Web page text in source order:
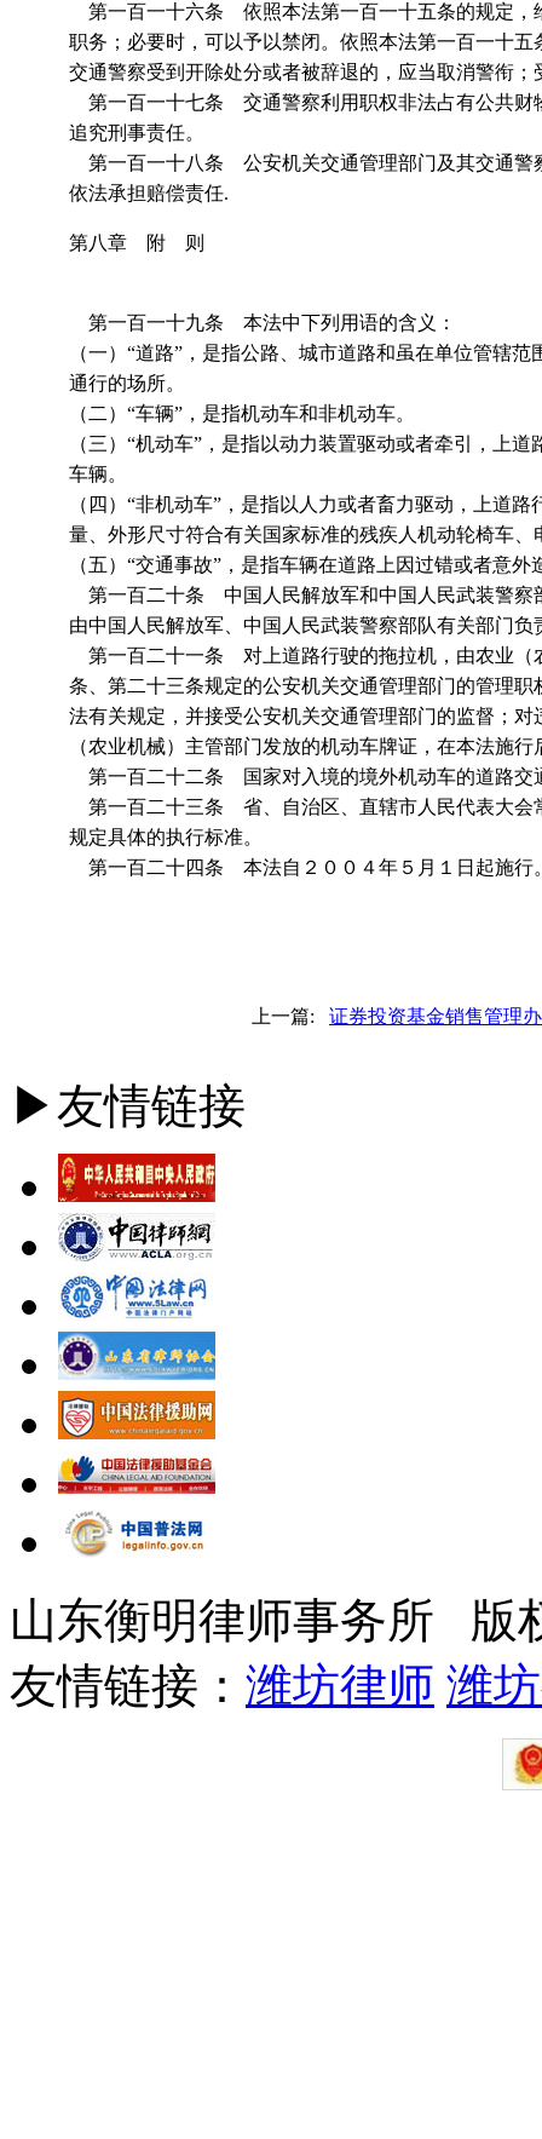
第一百一十六条 依照本法第一百一十五条的规定，
职务；必要时，可以予以禁闭。依照本法第一百一十
交通警察受到开除处分或者被辞退的，应当取消警衔
第一百一十七条 交通警察利用职权非法占有公共财
追究刑事责任。
第一百一十八条 公安机关交通管理部门及其交通警
依法承担赔偿责任.
第八章 附 则
第一百一十九条 本法中下列用语的含义：
（一）“道路”，是指公路、城市道路和虽在单位管辖
通行的场所。
（二）“车辆”，是指机动车和非机动车。
（三）“机动车”，是指以动力装置驱动或者牵引，上
车辆。
（四）“非机动车”，是指以人力或者畜力驱动，上道
量、外形尺寸符合有关国家标准的残疾人机动轮椅车、
（五）“交通事故”，是指车辆在道路上因过错或者意
第一百二十条 中国人民解放军和中国人民武装警察
由中国人民解放军、中国人民武装警察部队有关部门负
第一百二十一条 对上道路行驶的拖拉机，由农业（
条、第二十三条规定的公安机关交通管理部门的管理
法有关规定，并接受公安机关交通管理部门的监督；
（农业机械）主管部门发放的机动车牌证，在本法施行
第一百二十二条 国家对入境的境外机动车的道路交
第一百二十三条 省、自治区、直辖市人民代表大会
规定具体的执行标准。
第一百二十四条 本法自２００４年５月１日起施行
上一篇: 证券投资基金销售管理
▶友情链接
山东衡明律师事务所 版
友情链接： 潍坊律师 潍